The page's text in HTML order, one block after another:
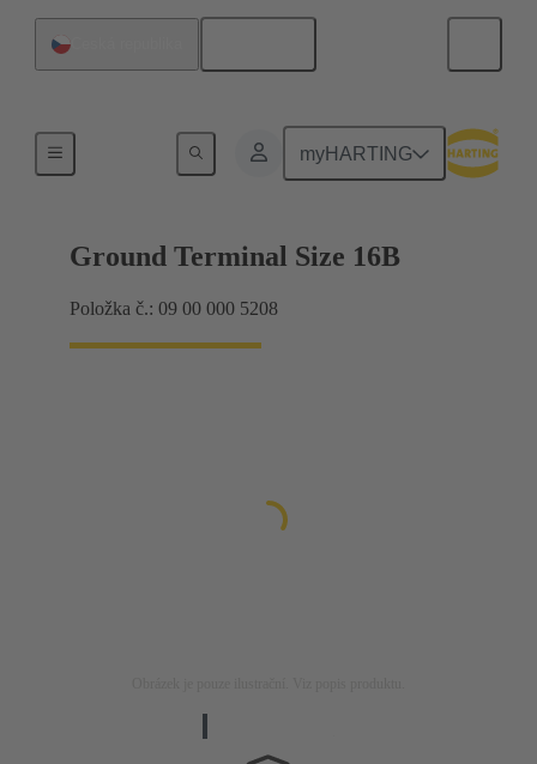
myHARTING
Stínicí rám, upínací rámy
Ground Terminal Size 16B
Položka č.: 09 00 000 5208